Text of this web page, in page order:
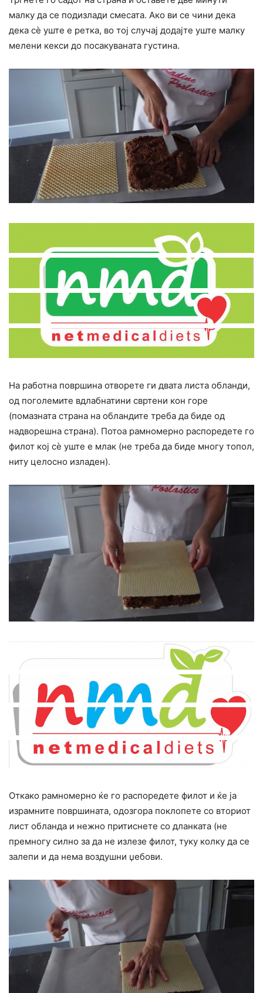
малку да се подизлади смесата. Ако ви се чини дека
дека сè уште е ретка, во тој случај додајте уште малку
мелени кекси до посакуваната густина.
На работна површина отворете ги двата листа обланди,
од поголемите вдлабнатини свртени кон горе
(помазната страна на обландите треба да биде од
надворешна страна). Потоа рамномерно распоредете го
филот кој сè уште е млак (не треба да биде многу топол,
ниту целосно изладен).
Откако рамномерно ќе го распоредете филот и ќе ја
израмните површината, одозгора поклопете со вториот
лист обланда и нежно притиснете со дланката (не
премногу силно за да не излезе филот, туку колку да се
залепи и да нема воздушни џебови.